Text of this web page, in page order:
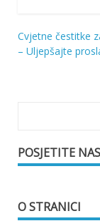
Navigacija
Cvjetne čestitke
– Uljepšajte
POSJETITE
O STRANICI